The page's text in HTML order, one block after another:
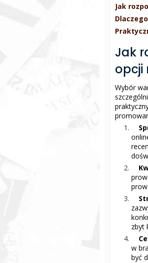
Jak
Jak
opcji
Wybór
zbyt
w
być